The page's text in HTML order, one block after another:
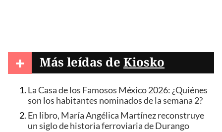
+ Más leídas de Kiosko
La Casa de los Famosos México 2026: ¿Quiénes
son los habitantes nominados de la semana 2?
En libro, María Angélica Martínez reconstruye
un siglo de historia ferroviaria de Durango